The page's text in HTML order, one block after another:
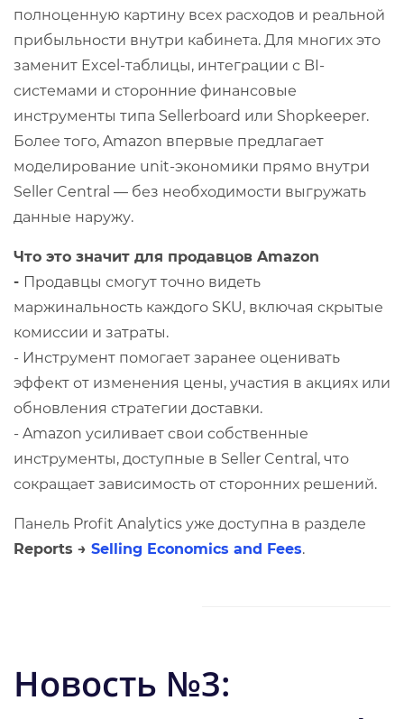
полноценную картину всех расходов и реальной
прибыльности внутри кабинета. Для многих это
заменит Excel-таблицы, интеграции с BI-
системами и сторонние финансовые
инструменты типа Sellerboard или Shopkeeper.
Более того, Amazon впервые предлагает
моделирование unit-экономики прямо внутри
Seller Central — без необходимости выгружать
данные наружу.
Что это значит для продавцов Amazon
- Продавцы смогут точно видеть
маржинальность каждого SKU, включая скрытые
комиссии и затраты.
- Инструмент помогает заранее оценивать
эффект от изменения цены, участия в акциях или
обновления стратегии доставки.
- Amazon усиливает свои собственные
инструменты, доступные в Seller Central, что
сокращает зависимость от сторонних решений.
Панель Profit Analytics уже доступна в разделе
Reports → Selling Economics and Fees.
​Новость №3: